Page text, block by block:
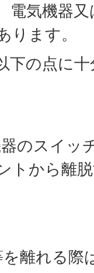
電気機器
ります。
の点に
のスイッ
トから離
離れる際